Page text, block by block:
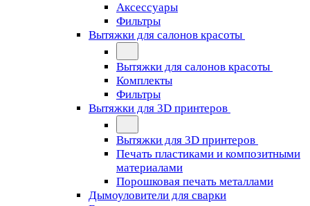
Аксессуары
Фильтры
Вытяжки для салонов красоты
Вытяжки для салонов красоты
Комплекты
Фильтры
Вытяжки для 3D принтеров
Вытяжки для 3D принтеров
Печать пластиками и композитными
материалами
Порошковая печать металлами
Дымоуловители для сварки